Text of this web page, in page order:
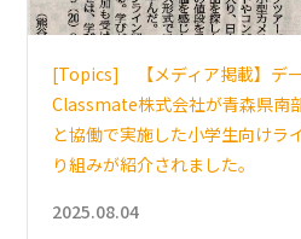
[Topics] 【メディア掲載】デー
Classmate株式会社が青森県南
と協働で実施した小学生向けラ
り組みが紹介されました。
2025.08.04